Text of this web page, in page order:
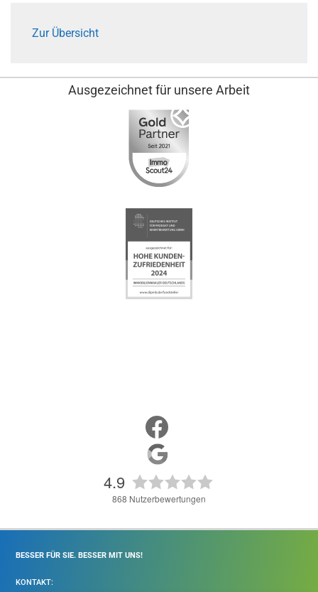
Zur Übersicht
Ausgezeichnet für unsere Arbeit
4.9
868 Nutzerbewertungen
BESSER FÜR SIE. BESSER MIT UNS!
KONTAKT: